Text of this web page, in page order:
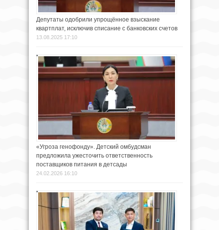
Депутаты одобрили упрощённое взыскание
квартплат, исключив списание с банковских счетов
13.08.2025 17:10
«Угроза генофонду». Детский омбудсман
предложила ужесточить ответственность
поставщиков питания в детсады
24.02.2026 16:10